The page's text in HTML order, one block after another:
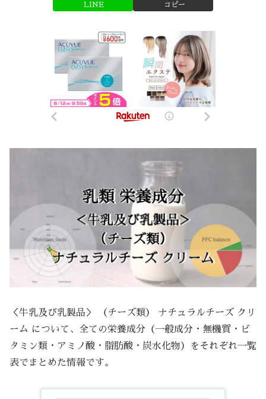
LINE コピー
＜牛乳及び乳製品＞ （チーズ類） ナチュラルチーズ クリ
ーム について、全ての栄養成分（一般成分・無機質・ビ
タミン類・アミノ酸・脂肪酸・炭水化物）をそれぞれ一覧
表でまとめた情報です。